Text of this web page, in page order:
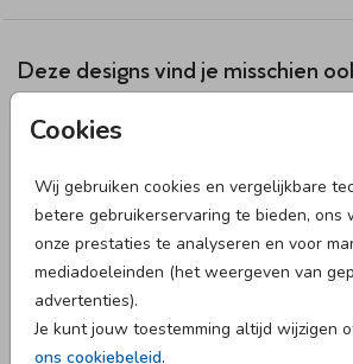
Cookies
Wij gebruiken cookies en vergelijkbare
betere gebruikerservaring te bieden, ons
onze prestaties te analyseren en voor
mediadoeleinden (het weergeven van
advertenties).
Je kunt jouw toestemming altijd wijzigen
ons cookiebeleid.
Deze designs vind je misschien